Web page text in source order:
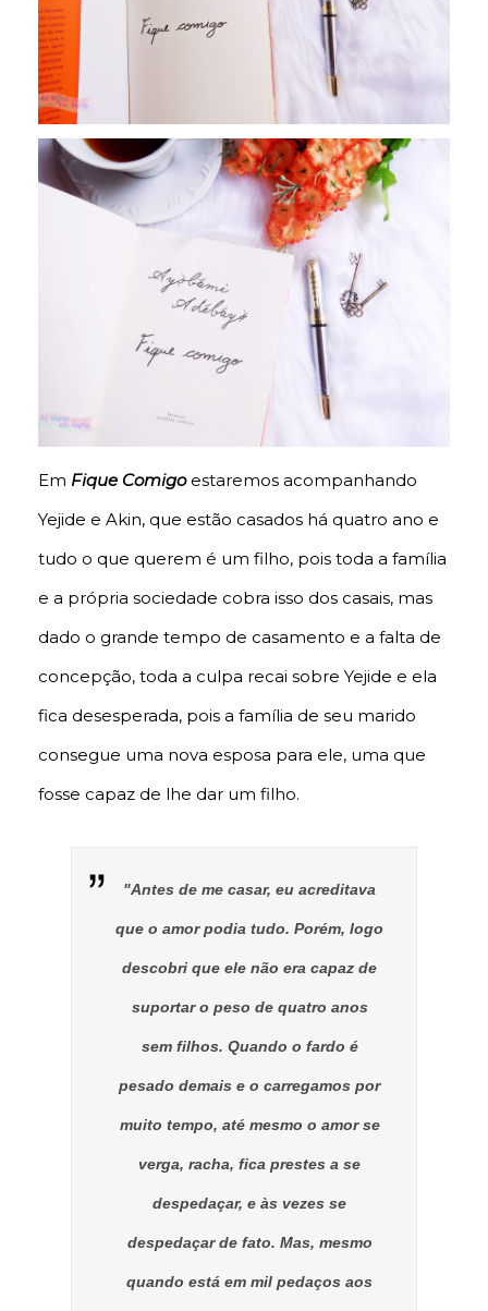
Em Fique Comigoestaremos acompanhando
Yejide e Akin, que estão casados há quatro ano e
tudo o que querem é um filho, pois toda a família
e a própria sociedade cobra isso dos casais, mas
dado o grande tempo de casamento e a falta de
concepção, toda a culpa recai sobre Yejide e ela
fica desesperada, pois a família de seu marido
consegue uma nova esposa para ele, uma que
fosse capaz de lhe dar um filho.
"Antes de me casar, eu acreditava
que o amor podia tudo. Porém, logo
descobri que ele não era capaz de
suportar o peso de quatro anos
sem filhos. Quando o fardo é
pesado demais e o carregamos por
muito tempo, até mesmo o amor se
verga, racha, fica prestes a se
despedaçar, e às vezes se
despedaçar de fato. Mas, mesmo
quando está em mil pedaços aos